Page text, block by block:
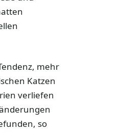
mehr
Katzen
verliefen
so